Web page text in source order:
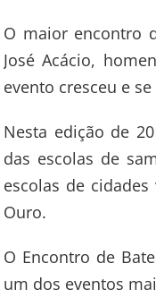
O maior encontro
José Acácio,
evento cresceu e
Nesta edição de
das escolas de
escolas de
Ouro.
O Encontro de
um dos eventos